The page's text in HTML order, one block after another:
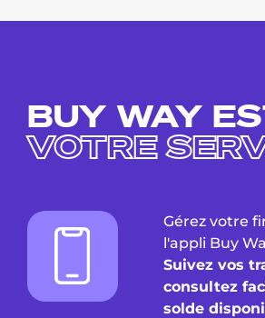
BUY WAY
VOTRE
Gérez votre
l'appli Buy
Suivez vos
consultez
solde